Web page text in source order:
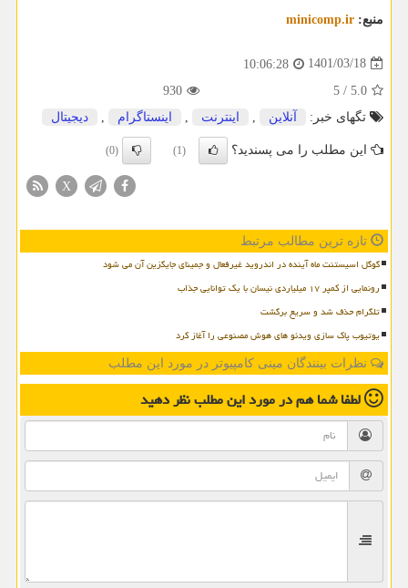
منبع: minicomp.ir
1401/03/18
10:06:28
5.0
/
5
930
تگهای خبر:
آنلاین اینترنت اینستاگرام دیجیتال
این مطلب را می پسندید؟ (1)
(0)
X
تازه ترین مطالب مرتبط
گوگل اسیستنت ماه آینده در اندروید غیرفعال و جمینای جایگزین آن می شود
رونمایی از کمپر ۱۷ میلیاردی نیسان با یک توانایی جذاب
تلگرام حذف شد و سریع برگشت
یوتیوب پاک سازی ویدئو های هوش مصنوعی را آغاز کرد
نظرات بینندگان مینی کامپیوتر در مورد این مطلب
لطفا شما همدر مورد این مطلبنظر دهید